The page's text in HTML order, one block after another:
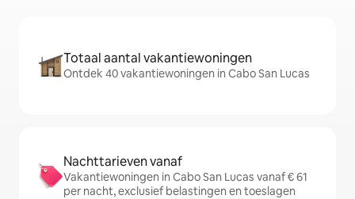
Totaal aantal vakantiewoningen
Ontdek 40 vakantiewoningen in Cabo San Lucas
Nachttarieven vanaf
Vakantiewoningen in Cabo San Lucas vanaf € 61
per nacht, exclusief belastingen en toeslagen